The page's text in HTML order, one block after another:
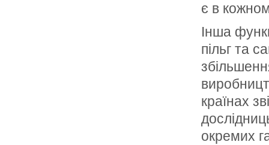
є в
Інша
пільг та
країнах
окремих